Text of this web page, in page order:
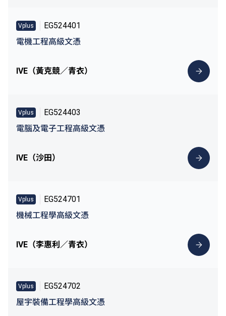
Vplus
EG524401
電機工程高級文憑
IVE（黃克競／青衣）
Vplus
EG524403
電腦及電子工程高級文憑
IVE（沙田）
Vplus
EG524701
機械工程學高級文憑
IVE（李惠利／青衣）
Vplus
EG524702
屋宇裝備工程學高級文憑